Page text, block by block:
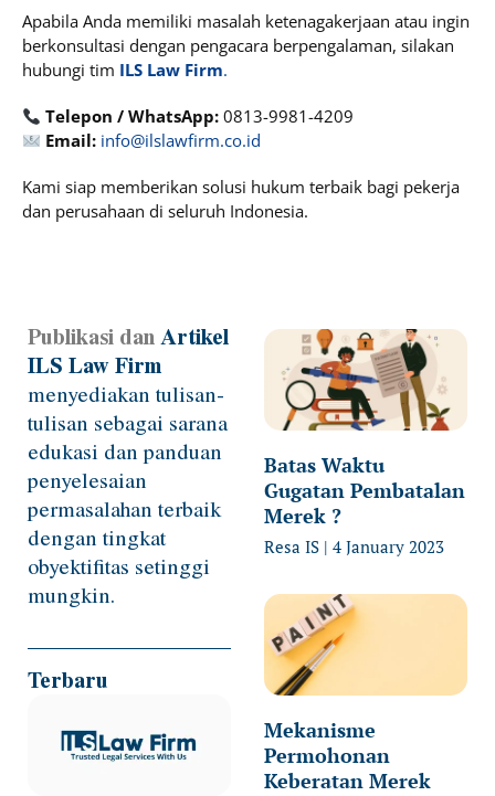
Apabila Anda memiliki masalah ketenagakerjaan atau ingin
berkonsultasi dengan pengacara berpengalaman, silakan
hubungi tim ILS Law Firm.
Telepon / WhatsApp: 0813-9981-4209
Email: info@ilslawfirm.co.id
Kami siap memberikan solusi hukum terbaik bagi pekerja
dan perusahaan di seluruh Indonesia.
Publikasi danArtikel
ILS Law Firm
menyediakan tulisan-
tulisan sebagai sarana
edukasi dan panduan
penyelesaian
permasalahan terbaik
dengan tingkat
obyektifitas setinggi
mungkin.
Terbaru
Batas Waktu
Gugatan Pembatalan
Merek ?
Resa IS 4 January 2023
Mekanisme
Permohonan
Keberatan Merek
PagePagePage Page